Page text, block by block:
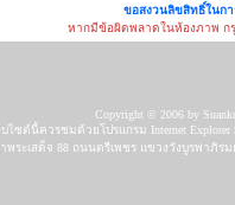
ขอสงวนลิขสิทธิ์ในก
หากมีข้อผิดพลาดในห้องภาพ ก
Copyright © 2006 by
บไซต์นี้ควรชมด้วยโปรแกรม Internet
พระเสด็จ 88 ถนนตรีเพชร แขวงวังบูรพาภิรม